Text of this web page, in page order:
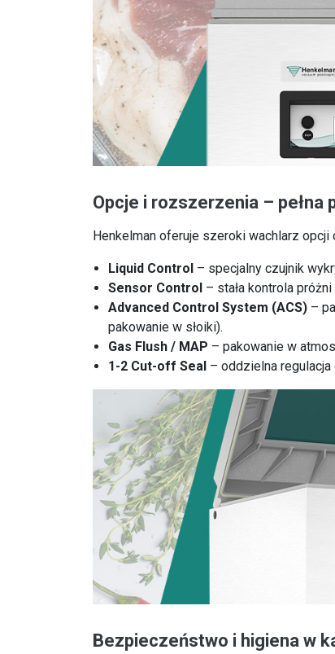
Opcje i rozszerzenia – pełna
Henkelman oferuje szeroki wachlarz
Liquid Control – specjalny czujnik
Sensor Control – stała kontrola
Advanced Control System (ACS) –
pakowanie w słoiki).
Gas Flush / MAP – pakowanie w
1-2 Cut-off Seal – oddzielna
Bezpieczeństwo i higiena w